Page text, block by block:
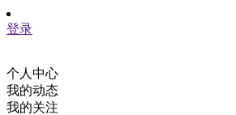
登录
个人中心
我的动态
我的关注